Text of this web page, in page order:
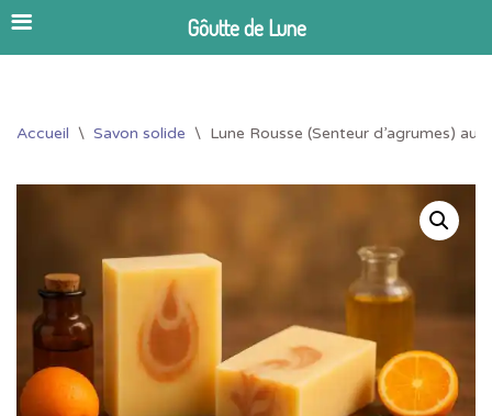
au
Accueil \ Savon solide \ Lune Rousse (Senteur d’agrumes)
Gôutte de Lune